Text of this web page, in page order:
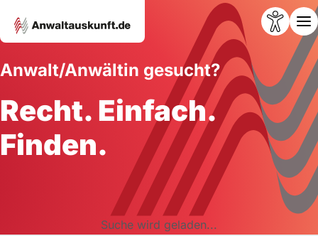
Anwalt/Anwältin gesucht?
Recht. Einfach.
Finden.
Suche wird geladen...